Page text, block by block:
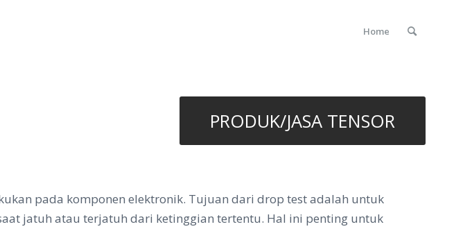
Home
PRODUK/JASA TENSOR
pada komponen elektronik. Tujuan dari drop test adalah untuk
jatuh atau terjatuh dari ketinggian tertentu. Hal ini penting untuk